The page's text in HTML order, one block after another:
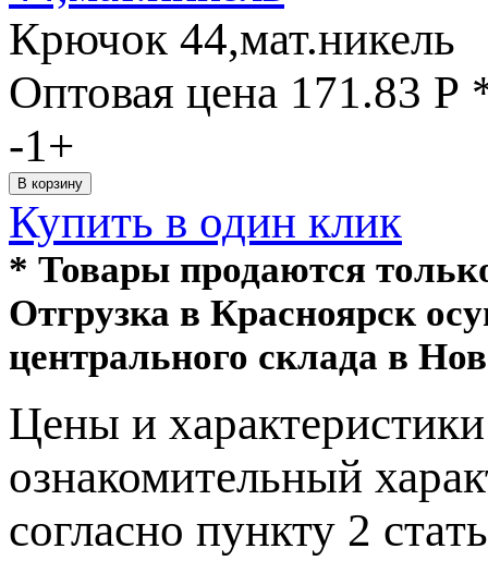
Крючок 44,мат.никель
Оптовая цена 171.83 Р
-1+
Купить в один клик
* Товары продаются
Отгрузка в Красноярск
центрального склада в
Цeны и
ознакомительный
согласно пункту 2